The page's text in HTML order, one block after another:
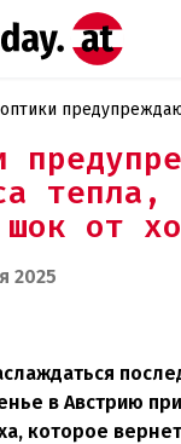
тепла,
от
2025
в Австрию
которое